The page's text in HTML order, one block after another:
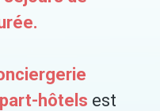
hôtels est